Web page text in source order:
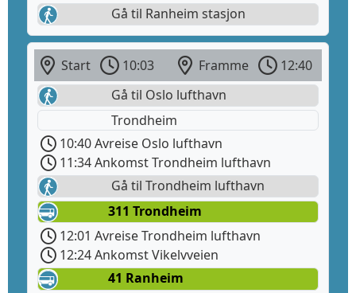
Gå til Ranheim stasjon
Start 10:03 Framme
12:40
Gå til Oslo lufthavn
Trondheim
10:40 Avreise Oslo lufthavn
11:34 Ankomst Trondheim lufthavn
Gå til Trondheim lufthavn
311 Trondheim
12:01 Avreise Trondheim lufthavn
12:24 Ankomst Vikelvveien
41 Ranheim